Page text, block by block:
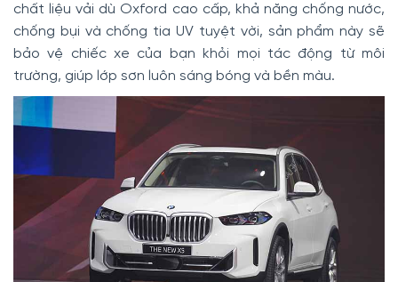
chất liệu vải dù Oxford cao cấp, khả năng chống nước,
chống bụi và chống tia UV tuyệt vời, sản phẩm này sẽ
bảo vệ chiếc xe của bạn khỏi mọi tác động từ môi
trường, giúp lớp sơn luôn sáng bóng và bền màu.